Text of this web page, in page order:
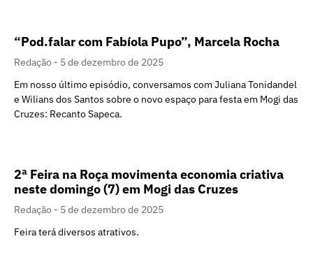
“Pod.falar com Fabíola Pupo”, Marcela Rocha
Redação
5 de dezembro de 2025
Em nosso último episódio, conversamos com Juliana Tonidandel
e Wilians dos Santos sobre o novo espaço para festa em Mogi das
Cruzes: Recanto Sapeca.
2ª Feira na Roça movimenta economia criativa
neste domingo (7) em Mogi das Cruzes
Redação
5 de dezembro de 2025
Feira terá diversos atrativos.